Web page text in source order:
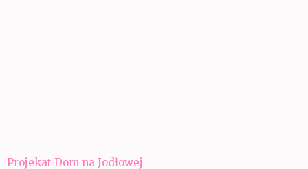
Navigacija
Projekat Dom na Jodłowej